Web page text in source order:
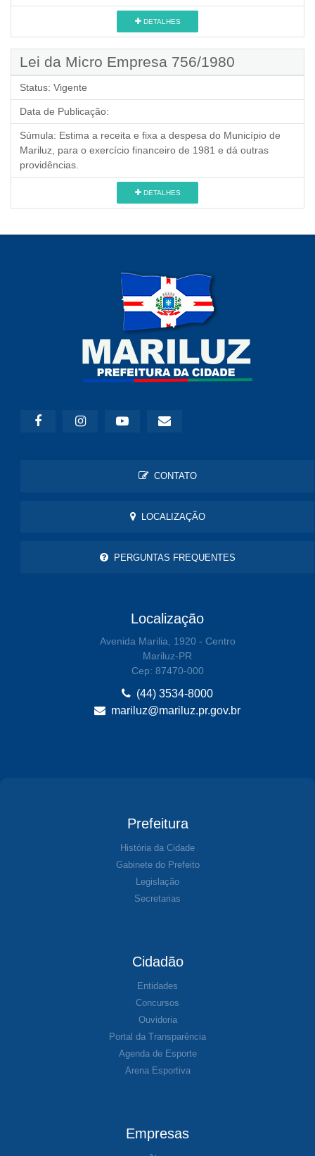
DETALHES
Lei da Micro Empresa 756/1980
Status: Vigente
Data de Publicação:
Súmula: Estima a receita e fixa a despesa do Município de
Mariluz, para o exercício financeiro de 1981 e dá outras
providências.
DETALHES
CONTATO
LOCALIZAÇÃO
PERGUNTAS FREQUENTES
Localização
Avenida Marilia, 1920 - Centro
Mariluz-PR
Cep: 87470-000
(44) 3534-8000
mariluz@mariluz.pr.gov.br
Prefeitura
História da Cidade
Gabinete do Prefeito
Legislação
Secretarias
Cidadão
Entidades
Concursos
Ouvidoria
Portal da Transparência
Agenda de Esporte
Arena Esportiva
Empresas